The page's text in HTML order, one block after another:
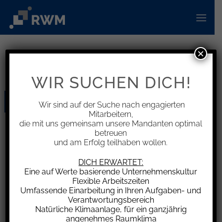
Inhalt
springen
KATEGORIE-ARCHIVE:INFORMATIONEN
Außerbilanzielle Korrekturen beeinflussen Gewinngrenze
für Investitionsabzugsbeträge nicht
WIR SUCHEN DICH!
Wir sind auf der Suche nach engagierten
Mitarbeitern,
die mit uns gemeinsam unsere Mandanten optimal
betreuen
und am Erfolg teilhaben wollen.
DICH ERWARTET:
Eine auf Werte basierende Unternehmenskultur
Flexible Arbeitszeiten
Umfassende Einarbeitung in Ihren Aufgaben- und
Verantwortungsbereich
Natürliche Klimaanlage, für ein ganzjährig
angenehmes Raumklima
×